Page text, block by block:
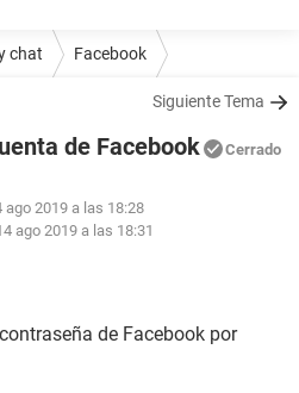
chat Facebook
Siguiente Tema
de Facebook Cerrado
2019 a las 18:28
ago 2019 a las 18:31
de Facebook por